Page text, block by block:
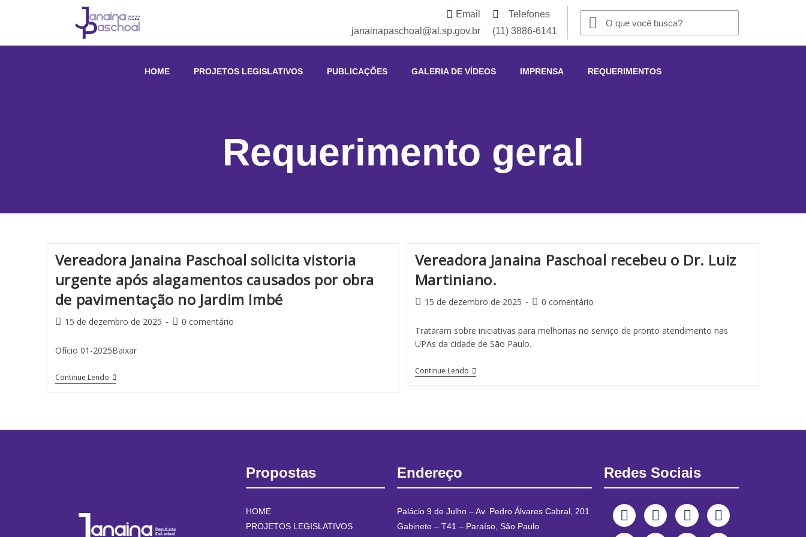
Email
janainapaschoal@al.sp.gov.br
Telefones
(11) 3886-6141
HOME PROJETOS LEGISLATIVOS PUBLICAÇÕES GALERIA DE VÍDEOS IMPRENSA REQUERIMENTOS
Requerimento geral
Vereadora Janaina Paschoal solicita vistoria
urgente após alagamentos causados por obra
de pavimentação no Jardim Imbé
15 de dezembro de 2025 0 comentário
Ofício 01-2025Baixar
Continue Lendo
Vereadora Janaina Paschoal recebeu o Dr. Luiz
Martiniano.
15 de dezembro de 2025 0 comentário
Trataram sobre iniciativas para melhorias no serviço de pronto atendimento nas
UPAs da cidade de São Paulo.
Continue Lendo
Propostas
HOME
PROJETOS LEGISLATIVOS
Endereço
Palácio 9 de Julho – Av. Pedro Álvares Cabral, 201
Gabinete – T41 – Paraíso, São Paulo
Redes Sociais